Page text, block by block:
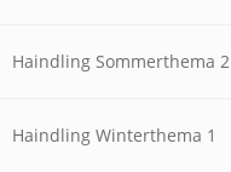
Haindling Sommerthema 2
Haindling Winterthema 1